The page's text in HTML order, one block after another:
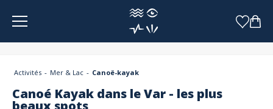
Panneau de gestion des cookies
Activités Mer & Lac Canoë-kayak
Canoé Kayak dans le Var - les plus
beaux spots